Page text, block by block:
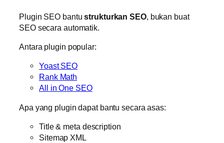
Plugin SEO bantustrukturkan SEO, bukan buat
SEO secara automatik.
Antara plugin popular:
Yoast SEO
Rank Math
All in One SEO
Apa yang plugin dapat bantu secara asas:
Title & meta description
Sitemap XML